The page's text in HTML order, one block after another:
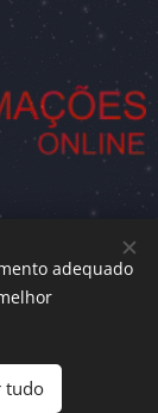
adequado
tudo